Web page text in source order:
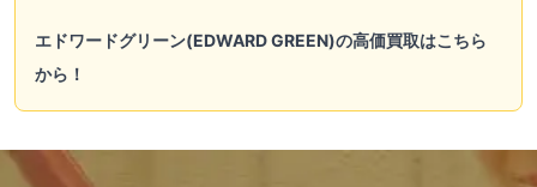
エドワードグリーン(EDWARD GREEN)の高価買取はこちら
から！